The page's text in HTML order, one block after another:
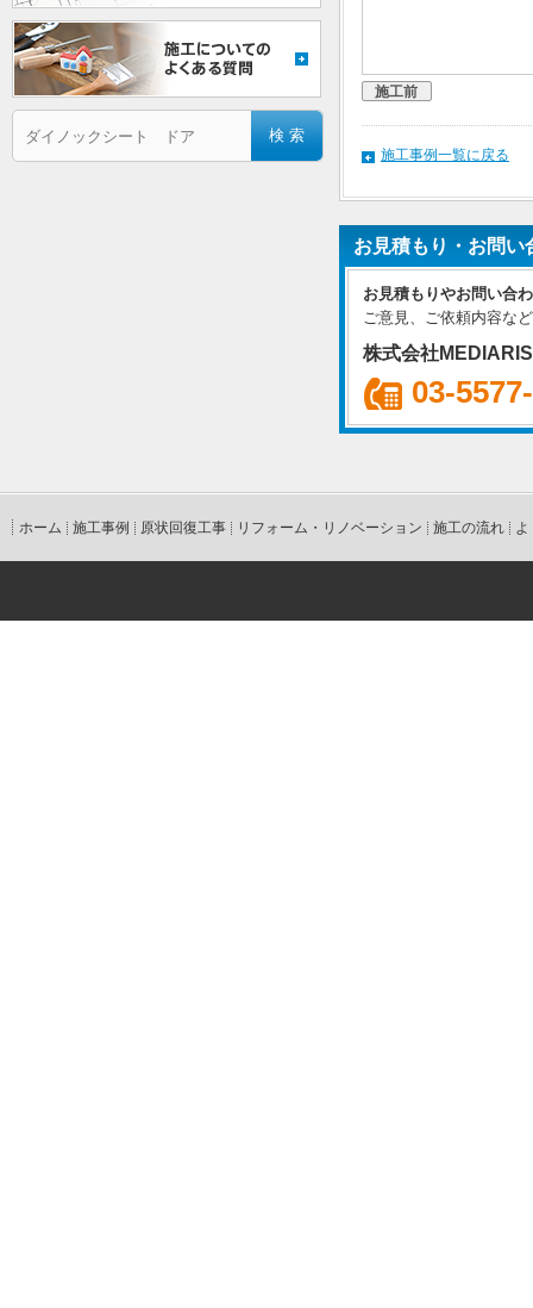
施工前
施工事例一覧に戻る
お見積もり・お問い
お見積もりやお問い合
ご意見、ご依頼内容な
株式会社
03-
ホーム 施工事例 原状回復工事 リフォーム・リノベーション 施工の流れ よ